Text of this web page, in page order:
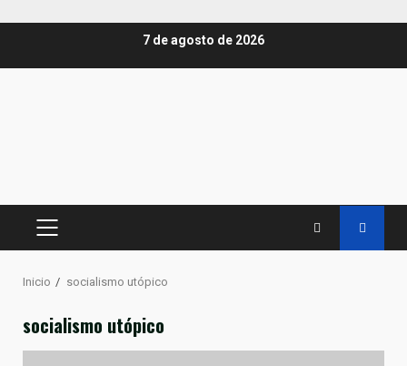
7 de agosto de 2026
MENÚ
Inicio socialismo utópico
socialismo utópico